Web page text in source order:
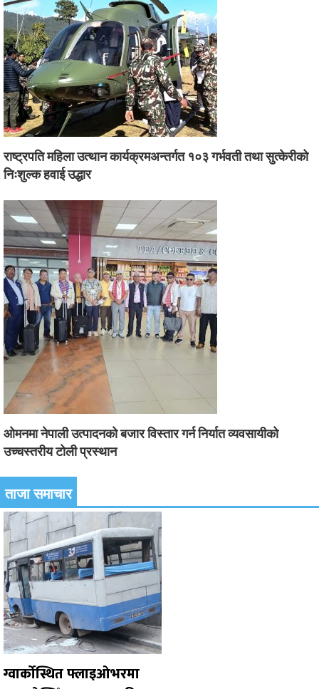
राष्ट्रपति महिला उत्थान कार्यक्रमअन्तर्गत १०३ गर्भवती तथा सुत्केरीको
निःशुल्क हवाई उद्धार
ओमनमा नेपाली उत्पादनको बजार विस्तार गर्न निर्यात व्यवसायीको
उच्चस्तरीय टोली प्रस्थान
ताजा समाचार
ग्वार्कोस्थित फ्लाइओभरमा